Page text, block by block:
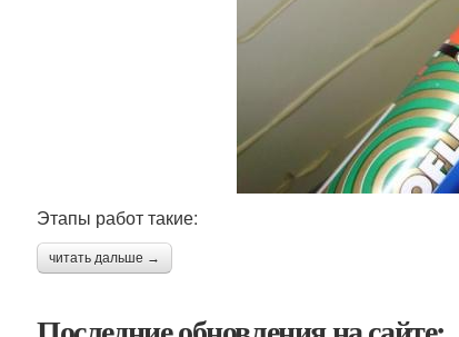
Этапы работ такие:
читать дальше →